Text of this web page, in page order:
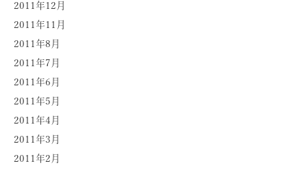
2011年12月
2011年11月
2011年8月
2011年7月
2011年6月
2011年5月
2011年4月
2011年3月
2011年2月